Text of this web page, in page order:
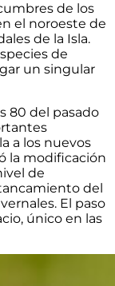
de los
el noroeste de
de la Isla.
de
un singular
80 del pasado
a los nuevos
la modificación
de
del
El paso
único en las